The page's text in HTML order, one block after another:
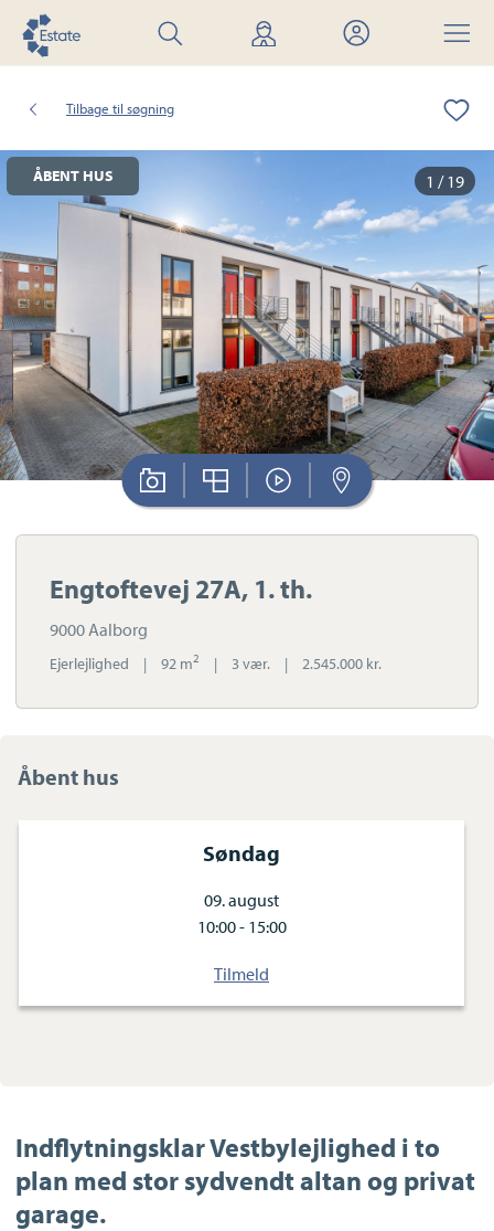
Søg
bolig
Find
mægler
Mit
Estate
Menu
Tilbage til søgning
1 / 19
ÅBENT HUS
Engtoftevej 27A, 1. th.
9000 Aalborg
Ejerlejlighed | 92 m2 | 3 vær. | 2.545.000 kr.
Søndag
09. august
10:00 - 15:00
Tilmeld
Åbent hus
Indflytningsklar Vestbylejlighed i to
plan med stor sydvendt altan og privat
garage.